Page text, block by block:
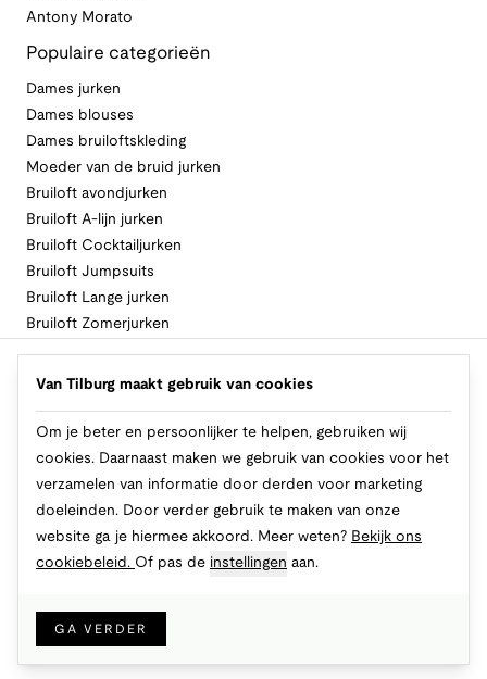
Antony Morato
Populaire categorieën
Dames jurken
Dames blouses
Dames bruiloftskleding
Moeder van de bruid jurken
Bruiloft avondjurken
Bruiloft A-lijn jurken
Bruiloft Cocktailjurken
Bruiloft Jumpsuits
Bruiloft Lange jurken
Bruiloft Zomerjurken
Volg Van Tilburg
Makkelijk en veilig betalen
Cookies
Van Tilburg maakt gebruik van cookies
Om je beter en persoonlijker te helpen, gebruiken wij
cookies. Daarnaast maken we gebruik van cookies voor het
verzamelen van informatie door derden voor marketing
doeleinden. Door verder gebruik te maken van onze
website ga je hiermee akkoord. Meer weten? Bekijk ons
cookiebeleid. Of pas de instellingen aan.
GA VERDER